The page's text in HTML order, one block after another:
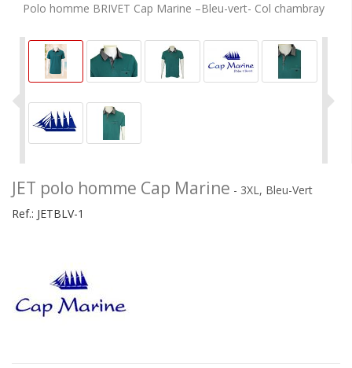
Polo homme BRIVET Cap Marine –Bleu-vert- Col chambray
JET polo homme Cap Marine - 3XL, Bleu-Vert
Ref.: JETBLV-1